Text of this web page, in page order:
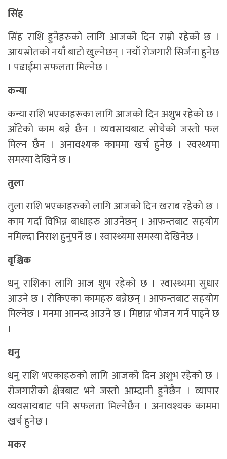
सिंह
सिंह राशि हुनेहरुको लागि आजको दिन राम्रो रहेको छ ।
आयस्रोतको नयाँ बाटो खुल्नेछन् । नयाँ रोजगारी सिर्जना हुनेछ
। पढाईमा सफलता मिल्नेछ ।
कन्या
कन्या राशि भएकाहरूका लागि आजको दिन अशुभ रहेको छ ।
आँटेको काम बन्ने छैन । व्यवसायबाट सोचेको जस्तो फल
मिल्न छैन । अनावश्यक काममा खर्च हुनेछ । स्वस्थ्यमा
समस्या देखिने छ ।
तुला
तुला राशि भएकाहरुको लागि आजको दिन खराब रहेको छ ।
काम गर्दा विभिन्न बाधाहरु आउनेछन् । आफन्तबाट सहयोग
नमिल्दा निराश हुनुपर्ने छ । स्वास्थ्यमा समस्या देखिनेछ ।
वृश्चिक
धनु राशिका लागि आज शुभ रहेको छ । स्वास्थ्यमा सुधार
आउने छ । रोकिएका कामहरु बन्नेछन् । आफन्तबाट सहयोग
मिल्नेछ । मनमा आनन्द आउने छ । मिष्ठान्न भोजन गर्न पाइने छ
।
धनु
धनु राशि भएकाहरुको लागि आजको दिन अशुभ रहेको छ ।
रोजगारीको क्षेत्रबाट भने जस्तो आम्दानी हुनेछैन । व्यापार
व्यवसायबाट पनि सफलता मिल्नेछैन । अनावश्यक काममा
खर्च हुनेछ ।
मकर